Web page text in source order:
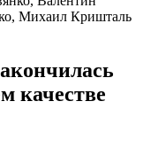
Михаил Кришталь
качестве